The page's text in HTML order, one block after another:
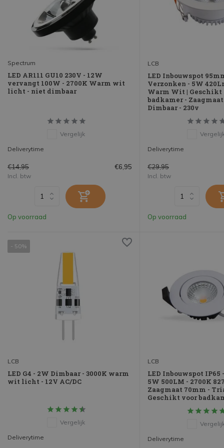
Spectrum
LED AR111 GU10 230V - 12W
vervangt 100W - 2700K Warm wit
licht - niet dimbaar
Vergelijk
Deliverytime
€14,95 €6,95
Incl. btw
Op voorraad
LCB
LED Inbouwspot
Verzonken - 5W
Warm Wit | Geschikt
badkamer -
Dimbaar - 230v
Deliverytime
€29,95
Incl. btw
Op voorraad
- 50%
LCB
LED G4 - 2W Dimbaar - 3000K warm
wit licht - 12V AC/DC
Vergelijk
Deliverytime
LCB
LED Inbouwspot
5W 500LM - 2700K
Zaagmaat 70mm -
Geschikt voor
Deliverytime